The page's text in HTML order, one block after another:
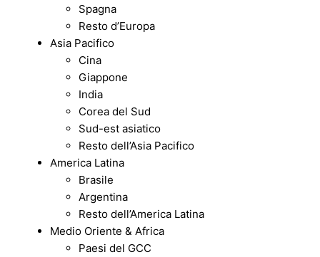
Spagna
Resto d’Europa
Asia Pacifico
Cina
Giappone
India
Corea del Sud
Sud-est asiatico
Resto dell’Asia Pacifico
America Latina
Brasile
Argentina
Resto dell’America Latina
Medio Oriente & Africa
Paesi del GCC